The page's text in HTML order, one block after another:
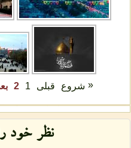
« شروع قبلی 1
2
نظر خود